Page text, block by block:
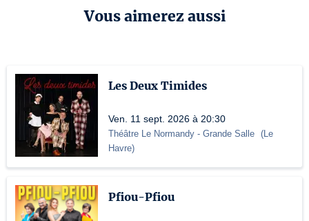
Vous aimerez aussi
Les Deux Timides
Ven. 11 sept. 2026 à 20:30
Théâtre Le Normandy - Grande Salle (Le
Havre)
Pfiou-Pfiou